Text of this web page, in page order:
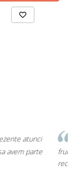
Ionut Bledea
Mare. Mereu la ei
și mult